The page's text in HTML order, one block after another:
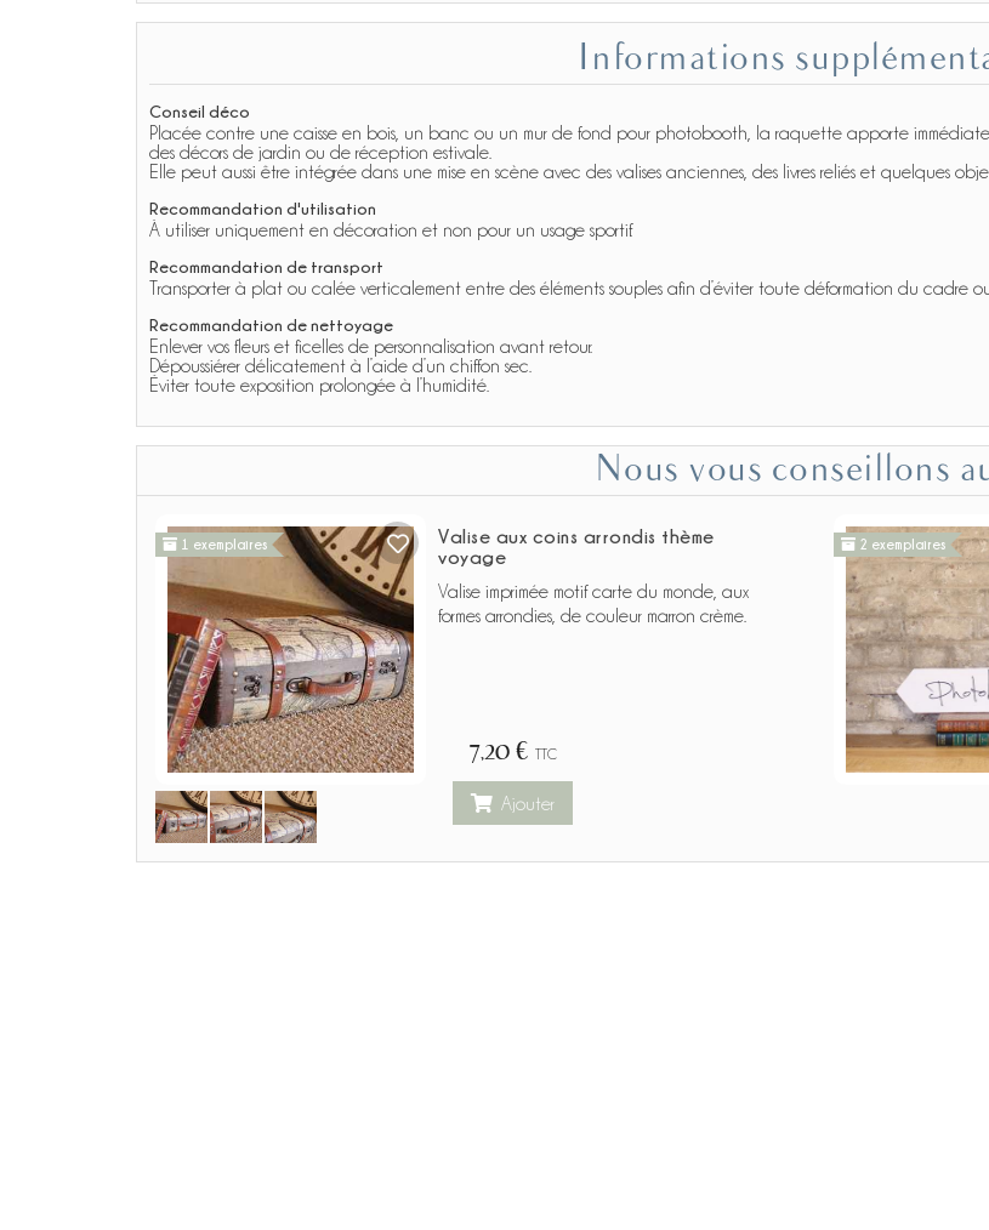
Informations
Conseil déco
Placée contre une caisse en bois, un banc ou un mur de fond pour photobooth, la raquette apporte
des décors de jardin ou de réception estivale.
Elle peut aussi être intégrée dans une mise en scène avec des valises anciennes, des livres reliés et quelques
Recommandation d'utilisation
À utiliser uniquement en décoration et non pour un usage sportif.
Recommandation de transport
Transporter à plat ou calée verticalement entre des éléments souples afin d’éviter toute déformation du cadre
Recommandation de nettoyage
Enlever vos fleurs et ficelles de personnalisation avant retour.
Dépoussiérer délicatement à l’aide d’un chiffon sec.
Éviter toute exposition prolongée à l’humidité.
Nous vous conseillons
1 exemplaires
Valise aux coins arrondis thème
voyage
Valise imprimée motif carte du monde, aux
formes arrondies, de couleur marron crème.
7,20 € TTC
Ajouter
2 exemplaires